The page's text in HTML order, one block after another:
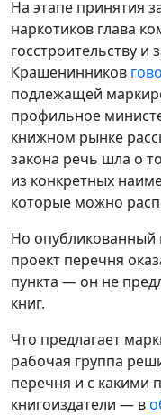
На этапе принятия
наркотиков глава
госстроительству и
Крашенинников
подлежащей
профильное
книжном рынке
закона речь шла о
из конкретных
которые можно
Но
проект перечня
пункта — он не
книг.
Что предлагает
рабочая группа
перечня и с какими
книгоиздатели — в